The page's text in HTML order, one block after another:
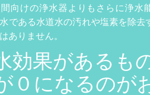
向けの浄水器よりもさらに浄水
である水道水の汚れや塩素を除去
ありません。
効果があるも
０になるのが